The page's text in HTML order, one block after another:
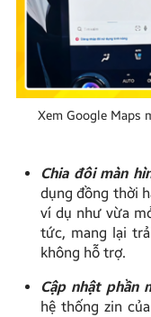
Xem Google Maps
Chia đôi màn
dụng đồng thời
ví dụ như vừa
tức, mang lại
không hỗ trợ.
Cập nhật phần
hệ thống zin